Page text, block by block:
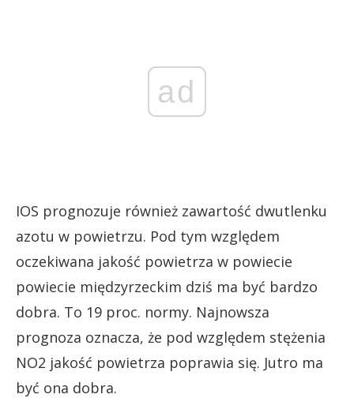
ad
IOS prognozuje również zawartość dwutlenku
azotu w powietrzu. Pod tym względem
oczekiwana jakość powietrza w powiecie
powiecie międzyrzeckim dziś ma być bardzo
dobra. To 19 proc. normy. Najnowsza
prognoza oznacza, że pod względem stężenia
NO2 jakość powietrza poprawia się. Jutro ma
być ona dobra.